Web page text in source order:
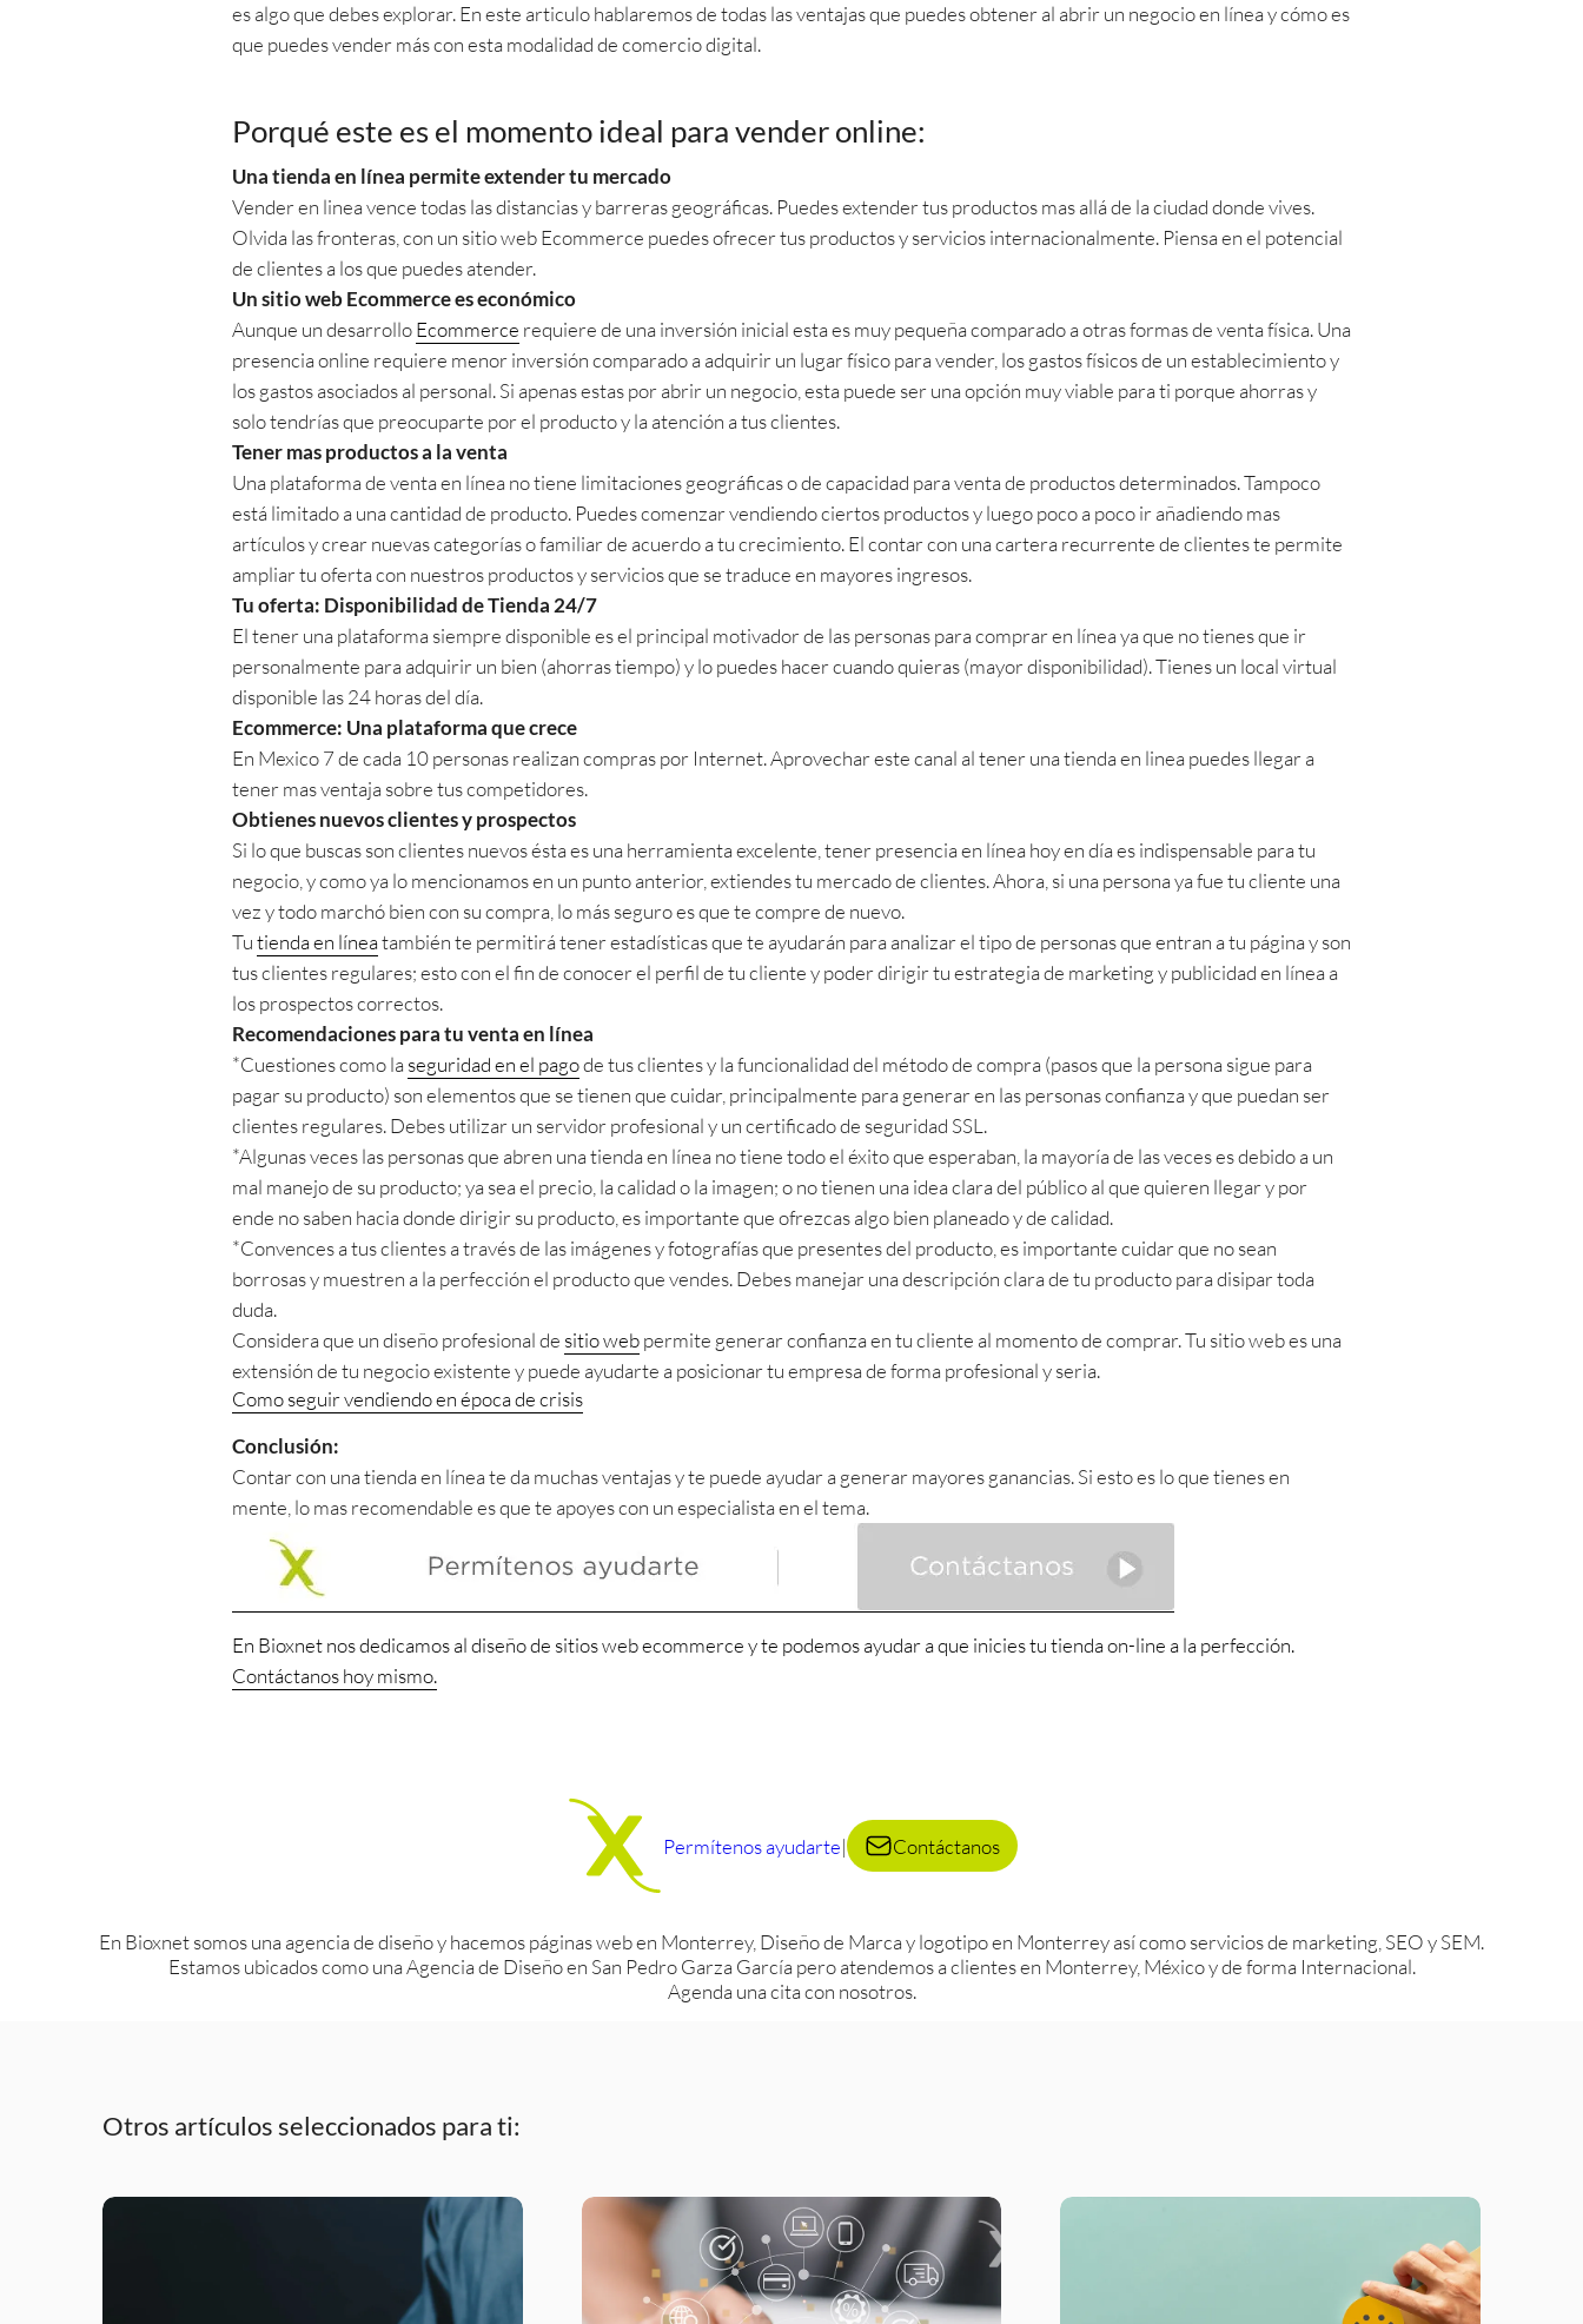
es algo que debes explorar. En este articulo hablaremos de todas las ventajas que puedes obtener al abrir un negocio en línea y cómo es
que puedes vender más con esta modalidad de comercio digital.
Porqué este es el momento ideal para vender online:
Una tienda en línea permite extender tu mercado
Vender en linea vence todas las distancias y barreras geográficas. Puedes extender tus productos mas allá de la ciudad donde vives.
Olvida las fronteras, con un sitio web Ecommerce puedes ofrecer tus productos y servicios internacionalmente. Piensa en el potencial
de clientes a los que puedes atender.
Un sitio web Ecommerce es económico
Aunque un desarrolloEcommerce requiere de una inversión inicial esta es muy pequeña comparado a otras formas de venta física. Una
presencia online requiere menor inversión comparado a adquirir un lugar físico para vender, los gastos físicos de un establecimiento y
los gastos asociados al personal. Si apenas estas por abrir un negocio, esta puede ser una opción muy viable para ti porque ahorras y
solo tendrías que preocuparte por el producto y la atención a tus clientes.
Tener mas productos a la venta
Una plataforma de venta en línea no tiene limitaciones geográficas o de capacidad para venta de productos determinados. Tampoco
está limitado a una cantidad de producto. Puedes comenzar vendiendo ciertos productos y luego poco a poco ir añadiendo mas
artículos y crear nuevas categorías o familiar de acuerdo a tu crecimiento. El contar con una cartera recurrente de clientes te permite
ampliar tu oferta con nuestros productos y servicios que se traduce en mayores ingresos.
Tu oferta: Disponibilidad de Tienda 24/7
El tener una plataforma siempre disponible es el principal motivador de las personas para comprar en línea ya que no tienes que ir
personalmente para adquirir un bien (ahorras tiempo) y lo puedes hacer cuando quieras (mayor disponibilidad). Tienes un local virtual
disponible las 24 horas del día.
Ecommerce: Una plataforma que crece
En Mexico 7 de cada 10 personas realizan compras por Internet. Aprovechar este canal al tener una tienda en linea puedes llegar a
tener mas ventaja sobre tus competidores.
Obtienes nuevos clientes y prospectos
Si lo que buscas son clientes nuevos ésta es una herramienta excelente, tener presencia en línea hoy en día es indispensable para tu
negocio, y como ya lo mencionamos en un punto anterior, extiendes tu mercado de clientes. Ahora, si una persona ya fue tu cliente una
vez y todo marchó bien con su compra, lo más seguro es que te compre de nuevo.
Tutienda en líneatambién te permitirá tener estadísticas que te ayudarán para analizar el tipo de personas que entran a tu página y son
tus clientes regulares; esto con el fin de conocer el perfil de tu cliente y poder dirigir tu estrategia de marketing y publicidad en línea a
los prospectos correctos.
Recomendaciones para tu venta en línea
*Cuestiones como la seguridad en el pagode tus clientes y la funcionalidad del método de compra (pasos que la persona sigue para
pagar su producto) son elementos que se tienen que cuidar, principalmente para generar en las personas confianza y que puedan ser
clientes regulares. Debes utilizar un servidor profesional y un certificado de seguridad SSL.
*Algunas veces las personas que abren una tienda en línea no tiene todo el éxito que esperaban, la mayoría de las veces es debido a un
mal manejo de su producto; ya sea el precio, la calidad o la imagen; o no tienen una idea clara del público al que quieren llegar y por
ende no saben hacia donde dirigir su producto, es importante que ofrezcas algo bien planeado y de calidad.
*Convences a tus clientes a través de las imágenes y fotografías que presentes del producto, es importante cuidar que no sean
borrosas y muestren a la perfección el producto que vendes. Debes manejar una descripción clara de tu producto para disipar toda
duda.
Considera que un diseño profesional de sitio webpermite generar confianza en tu cliente al momento de comprar. Tu sitio web es una
extensión de tu negocio existente y puede ayudarte a posicionar tu empresa de forma profesional y seria.
Como seguir vendiendo en época de crisis
Conclusión:
Contar con una tienda en línea te da muchas ventajas y te puede ayudar a generar mayores ganancias. Si esto es lo que tienes en
mente, lo mas recomendable es que te apoyes con un especialista en el tema.
En Bioxnet nos dedicamos al diseño de sitios web ecommerce y te podemos ayudar a que inicies tu tienda on-line a la perfección.
Contáctanos hoy mismo.
Permítenos ayudarte| Contáctanos
En Bioxnet somos una agencia de diseño y hacemos páginas web en Monterrey, Diseño de Marca y logotipo en Monterrey así como servicios de marketing, SEO y SEM.
Estamos ubicados como una Agencia de Diseño en San Pedro Garza García pero atendemos a clientes en Monterrey, México y de forma Internacional.
Agenda una cita con nosotros.
Otros artículos seleccionados para ti: